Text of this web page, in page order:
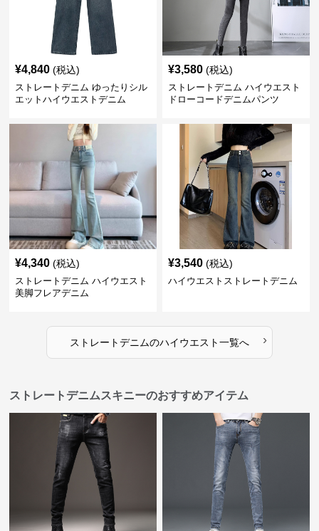
¥4,840 (税込)
ストレートデニム ゆったりシル
エットハイウエストデニム
¥3,580 (税込)
ストレートデニム ハイウエスト
ドローコードデニムパンツ
¥4,340 (税込)
ストレートデニム ハイウエスト
美脚フレアデニム
¥3,540 (税込)
ハイウエストストレートデニム
ストレートデニムのハイウエスト一覧へ ›
ストレートデニムスキニーのおすすめアイテム